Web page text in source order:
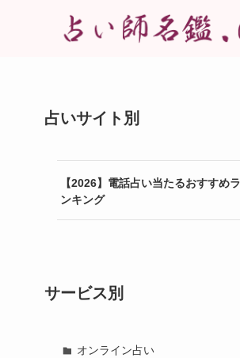
占いサイト別
【2026】電話占い当たるおすすめラ
ンキング
サービス別
オンライン占い